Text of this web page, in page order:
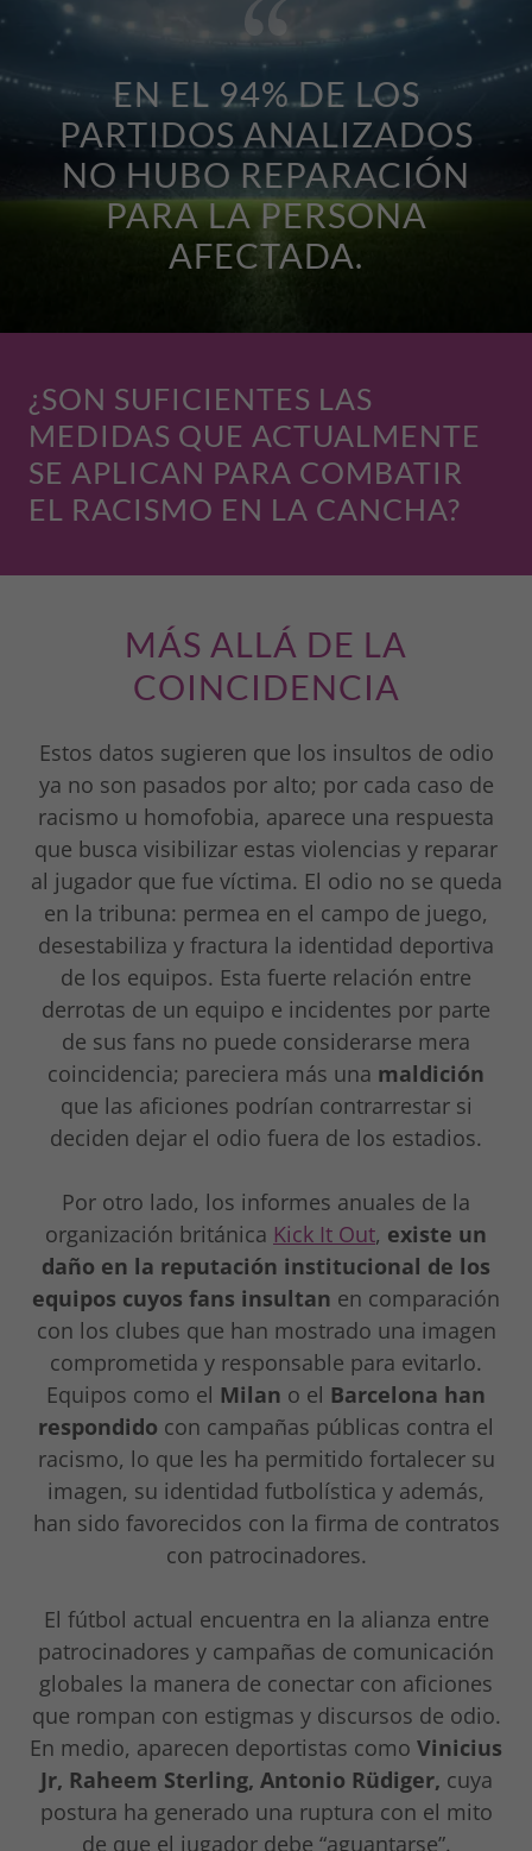
EN EL 94% DE LOS
PARTIDOS ANALIZADOS
NO HUBO REPARACIÓN
PARA LA PERSONA
AFECTADA.
¿SON SUFICIENTES LAS
MEDIDAS QUE ACTUALMENTE
SE APLICAN PARA COMBATIR
EL RACISMO EN LA CANCHA?
MÁS ALLÁ DE LA
COINCIDENCIA
Estos datos sugieren que los insultos de odio
ya no son pasados por alto; por cada caso de
racismo u homofobia, aparece una respuesta
que busca visibilizar estas violencias y reparar
al jugador que fue víctima. El odio no se queda
en la tribuna: permea en el campo de juego,
desestabiliza y fractura la identidad deportiva
de los equipos. Esta fuerte relación entre
derrotas de un equipo e incidentes por parte
de sus fans no puede considerarse mera
coincidencia; pareciera más una maldición
que las aficiones podrían contrarrestar si
deciden dejar el odio fuera de los estadios.
Por otro lado, los informes anuales de la
organización británica Kick It Out, existe un
daño en la reputación institucional de los
equipos cuyos fans insultan en comparación
con los clubes que han mostrado una imagen
comprometida y responsable para evitarlo.
Equipos como el Milan o el Barcelona han
respondido con campañas públicas contra el
racismo, lo que les ha permitido fortalecer su
imagen, su identidad futbolística y además,
han sido favorecidos con la firma de contratos
con patrocinadores.
El fútbol actual encuentra en la alianza entre
patrocinadores y campañas de comunicación
globales la manera de conectar con aficiones
que rompan con estigmas y discursos de odio.
En medio, aparecen deportistas como Vinicius
Jr, Raheem Sterling, Antonio Rüdiger, cuya
postura ha generado una ruptura con el mito
de que el jugador debe “aguantarse”.